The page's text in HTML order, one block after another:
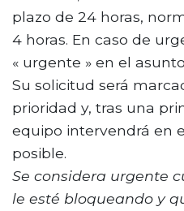
plazo de 24 horas,
4 horas. En caso de
« urgente » en el
Su solicitud será
prioridad y, tras una
equipo intervendrá en
posible.
Se considera urgente
le esté bloqueando y